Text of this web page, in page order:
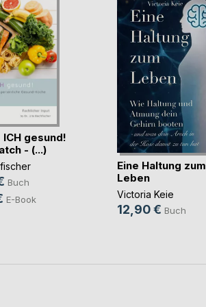
gesund!
- (...)
Buch
E-Book
Eine Haltung zum
Leben
Victoria Keie
12,90 € Buch